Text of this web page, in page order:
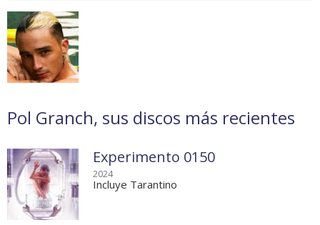
Pol Granch, sus discos más recientes
Experimento 0150
2024
Incluye Tarantino